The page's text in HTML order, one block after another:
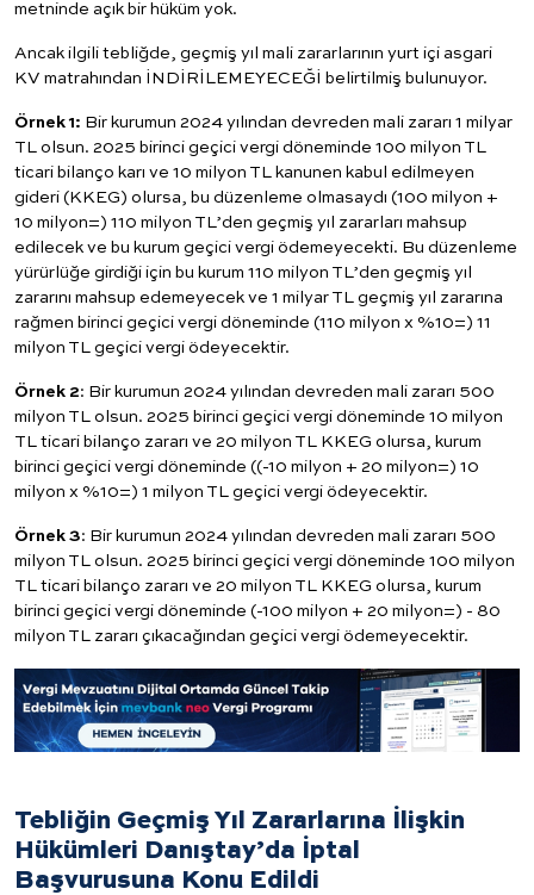
metninde açık bir hüküm yok.
Ancak ilgili tebliğde, geçmiş yıl mali zararlarının yurt içi asgari
KV matrahından İNDİRİLEMEYECEĞİ belirtilmiş bulunuyor.
Örnek 1: Bir kurumun 2024 yılından devreden mali zararı 1 milyar
TL olsun. 2025 birinci geçici vergi döneminde 100 milyon TL
ticari bilanço karı ve 10 milyon TL kanunen kabul edilmeyen
gideri (KKEG) olursa, bu düzenleme olmasaydı (100 milyon +
10 milyon=) 110 milyon TL’den geçmiş yıl zararları mahsup
edilecek ve bu kurum geçici vergi ödemeyecekti. Bu düzenleme
yürürlüğe girdiği için bu kurum 110 milyon TL’den geçmiş yıl
zararını mahsup edemeyecek ve 1 milyar TL geçmiş yıl zararına
rağmen birinci geçici vergi döneminde (110 milyon x %10=) 11
milyon TL geçici vergi ödeyecektir.
Örnek 2: Bir kurumun 2024 yılından devreden mali zararı 500
milyon TL olsun. 2025 birinci geçici vergi döneminde 10 milyon
TL ticari bilanço zararı ve 20 milyon TL KKEG olursa, kurum
birinci geçici vergi döneminde ((-10 milyon + 20 milyon=) 10
milyon x %10=) 1 milyon TL geçici vergi ödeyecektir.
Örnek 3: Bir kurumun 2024 yılından devreden mali zararı 500
milyon TL olsun. 2025 birinci geçici vergi döneminde 100 milyon
TL ticari bilanço zararı ve 20 milyon TL KKEG olursa, kurum
birinci geçici vergi döneminde (-100 milyon + 20 milyon=) - 80
milyon TL zararı çıkacağından geçici vergi ödemeyecektir.
Tebliğin Geçmiş Yıl Zararlarına İlişkin
Hükümleri Danıştay’da İptal
Başvurusuna Konu Edildi